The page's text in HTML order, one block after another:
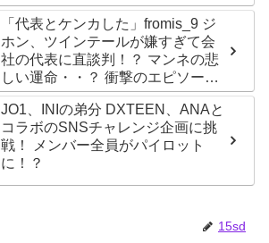
Kep1er、ZEROBASEONEら人気
グループが続々と誕生！ JO1や
INI、ME:Iを生んだ日プまで一挙紹
介
「代表とケンカした」fromis_9 ジ
ホン、ツインテールが嫌すぎて会
社の代表に直談判！？ マンネの悲
しい運命・・？ 衝撃のエピソード
に爆笑
JO1、INIの弟分 DXTEEN、ANAと
コラボのSNSチャレンジ企画に挑
戦！ メンバー全員がパイロット
に！？
15sd